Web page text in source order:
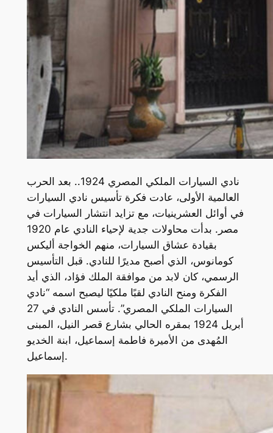
نادي السيارات الملكي المصري 1924.. بعد الحرب
العالمية الأولى، عادت فكرة تأسيس نادي السيارات
في أوائل العشرينيات، مع تزايد انتشار السيارات في
مصر. بدأت محاولات جدية لإحياء النادي عام 1920
بقيادة عشاق السيارات، منهم الخواجة أليكس
كومانوس، الذي أصبح مديرًا للنادي. قبل التأسيس
الرسمي، كان لابد من موافقة الملك فؤاد، الذي أيد
الفكرة ومنح النادي لقبًا ملكيًا ليصبح اسمه “نادي
السيارات الملكي المصري”. تأسس النادي في 27
أبريل 1924 بمقره الحالي بشارع قصر النيل، المبنى
المُهدى من الأميرة فاطمة إسماعيل، ابنة الخديو
إسماعيل.